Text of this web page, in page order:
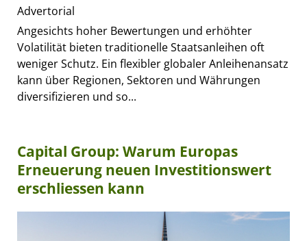
Advertorial
Angesichts hoher Bewertungen und erhöhter
Volatilität bieten traditionelle Staatsanleihen oft
weniger Schutz. Ein flexibler globaler Anleihenansatz
kann über Regionen, Sektoren und Währungen
diversifizieren und so...
Capital Group: Warum Europas
Erneuerung neuen Investitionswert
erschliessen kann